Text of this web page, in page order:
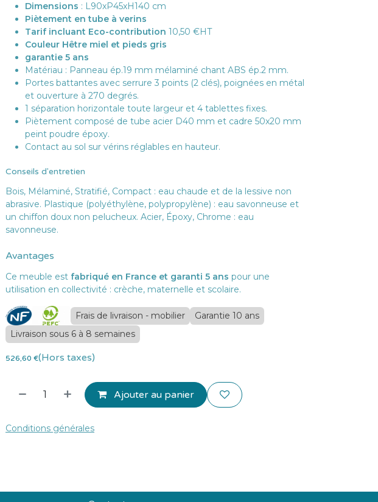
Dimensions : L90xP45xH140 cm
Piètement en tube à verins
Tarif incluant Eco-contribution 10,50 €HT
Couleur Hêtre miel et pieds gris
garantie 5 ans
Matériau : Panneau ép.19 mm mélaminé chant ABS ép.2 mm.
Portes battantes avec serrure 3 points (2 clés), poignées en métal
et ouverture à 270 degrés.
1 séparation horizontale toute largeur et 4 tablettes fixes.
Piètement composé de tube acier D40 mm et cadre 50x20 mm
peint poudre époxy.
Contact au sol sur vérins réglables en hauteur.
Conseils d'entretien
Bois, Mélaminé, Stratifié, Compact : eau chaude et de la lessive non
abrasive. Plastique (polyéthylène, polypropylène) : eau savonneuse et
un chiffon doux non pelucheux. Acier, Époxy, Chrome : eau
savonneuse.
Avantages
Ce meuble est fabriqué en France et garanti 5 ans pour une
utilisation en collectivité : crèche, maternelle et scolaire.
Frais de livraison - mobilier
Garantie 10 ans
Livraison sous 6 à 8 semaines
526,60 €(Hors taxes)
Ajouter au panier
Conditions générales